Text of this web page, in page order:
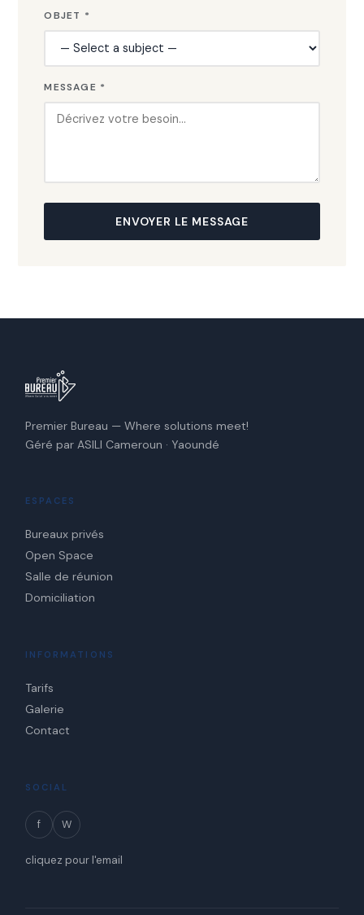
OBJET *
MESSAGE *
ENVOYER LE MESSAGE
Premier Bureau — Where solutions meet!
Géré par ASILI Cameroun · Yaoundé
ESPACES
Bureaux privés
Open Space
Salle de réunion
Domiciliation
INFORMATIONS
Tarifs
Galerie
Contact
SOCIAL
f W
cliquez pour l'email